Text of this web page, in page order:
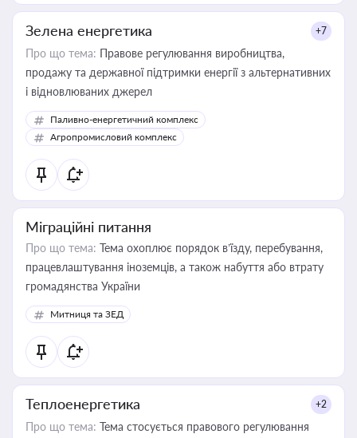
Зелена енергетика +7
Про що тема: Правове регулювання виробництва,
продажу та державної підтримки енергії з альтернативних
і відновлюваних джерел
Паливно-енергетичний комплекс
Агропромисловий комплекс
Міграційні питання
Про що тема: Тема охоплює порядок в’їзду, перебування,
працевлаштування іноземців, а також набуття або втрату
громадянства України
Митниця та ЗЕД
Теплоенергетика +2
Про що тема: Тема стосується правового регулювання